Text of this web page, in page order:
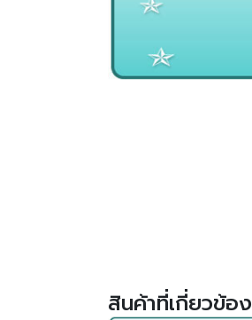
สินค้าที่เกี่ยวข้อง